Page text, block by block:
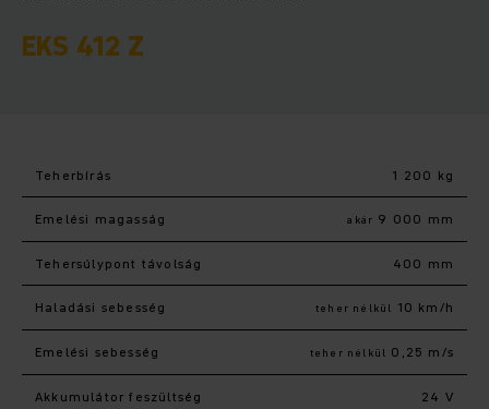
EKS 412 Z
Teherbírás 1 200 kg
Emelési magasság akár 9 000 mm
Tehersúlypont távolság 400 mm
Haladási sebesség teher nélkül 10 km/h
Emelési sebesség teher nélkül 0,25 m/s
Akkumulátor feszültség 24 V